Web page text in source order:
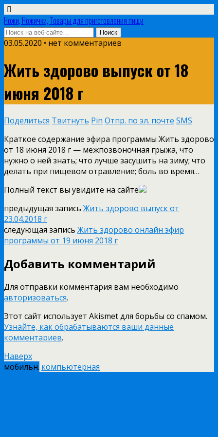
Ножи, Ножички, Товары для приготовления пищи
03.05.2020 • нет комментариев
Жить здорово выпуск от 18
июня 2018 г
Поделиться Твитнуть Pin Отпр. по эл. почте SMS
Краткое содержание эфира программы Жить здорово
от 18 июня 2018 г — межпозвоночная грыжа, что
нужно о ней знать; что лучше засушить на зиму; что
делать при пищевом отравление; боль во время…
Полный текст вы увидите на сайте
предыдущая запись Жить здорово выпуск от
23.04.2018 г
следующая запись Жить здорово онлайн эфир
программы от 19 июня 2018 г
Добавить комментарий
Для отправки комментария вам необходимо
авторизоваться.
Этот сайт использует Akismet для борьбы со спамом.
Узнайте, как обрабатываются ваши данные
комментариев.
Наверх
мобильн. компьютерная